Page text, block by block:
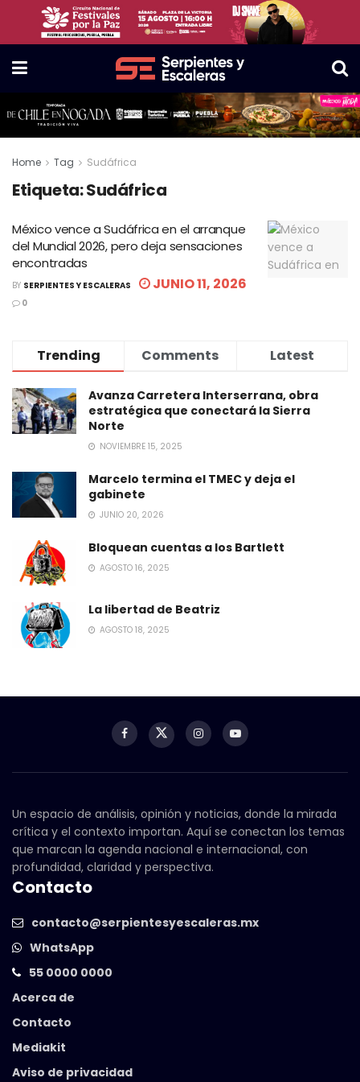
Home Tag Sudáfrica
Etiqueta:Sudáfrica
México vence a Sudáfrica en el arranque
del Mundial 2026, pero deja sensaciones
encontradas
BY SERPIENTES Y ESCALERAS JUNIO 11, 2026
0
Trending Comments Latest
Avanza Carretera Interserrana, obra
estratégica que conectará la Sierra
Norte
NOVIEMBRE 15, 2025
Marcelo termina el TMEC y deja el
gabinete
JUNIO 20, 2026
Bloquean cuentas a los Bartlett
AGOSTO 16, 2025
La libertad de Beatriz
AGOSTO 18, 2025
Un espacio de análisis, opinión y noticias, donde la mirada
crítica y el contexto importan. Aquí se conectan los temas
que marcan la agenda nacional e internacional, con
profundidad, claridad y perspectiva.
Contacto
contacto@serpientesyescaleras.mx
WhatsApp
55 0000 0000
Acerca de
Contacto
Mediakit
Aviso de privacidad